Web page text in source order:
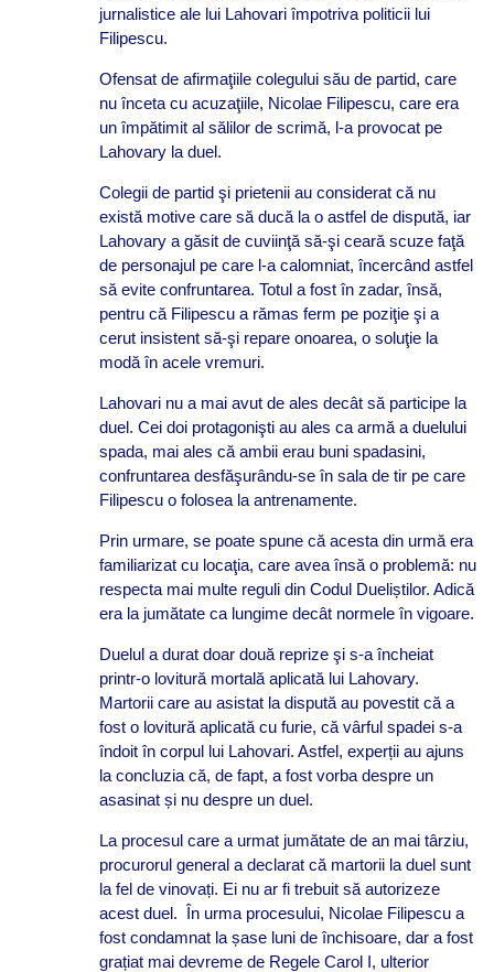
jurnalistice ale lui Lahovari împotriva politicii lui
Filipescu.
Ofensat de afirmaţiile colegului său de partid, care
nu înceta cu acuzaţiile, Nicolae Filipescu, care era
un împătimit al sălilor de scrimă, l-a provocat pe
Lahovary la duel.
Colegii de partid şi prietenii au considerat că nu
există motive care să ducă la o astfel de dispută, iar
Lahovary a găsit de cuviinţă să-şi ceară scuze faţă
de personajul pe care l-a calomniat, încercând astfel
să evite confruntarea. Totul a fost în zadar, însă,
pentru că Filipescu a rămas ferm pe poziţie şi a
cerut insistent să-şi repare onoarea, o soluţie la
modă în acele vremuri.
Lahovari nu a mai avut de ales decât să participe la
duel. Cei doi protagonişti au ales ca armă a duelului
spada, mai ales că ambii erau buni spadasini,
confruntarea desfăşurându-se în sala de tir pe care
Filipescu o folosea la antrenamente.
Prin urmare, se poate spune că acesta din urmă era
familiarizat cu locaţia, care avea însă o problemă: nu
respecta mai multe reguli din Codul Dueliștilor. Adică
era la jumătate ca lungime decât normele în vigoare.
Duelul a durat doar două reprize şi s-a încheiat
printr-o lovitură mortală aplicată lui Lahovary.
Martorii care au asistat la dispută au povestit că a
fost o lovitură aplicată cu furie, că vârful spadei s-a
îndoit în corpul lui Lahovari. Astfel, experții au ajuns
la concluzia că, de fapt, a fost vorba despre un
asasinat și nu despre un duel.
La procesul care a urmat jumătate de an mai târziu,
procurorul general a declarat că martorii la duel sunt
la fel de vinovați. Ei nu ar fi trebuit să autorizeze
acest duel. În urma procesului, Nicolae Filipescu a
fost condamnat la șase luni de închisoare, dar a fost
grațiat mai devreme de Regele Carol I, ulterior